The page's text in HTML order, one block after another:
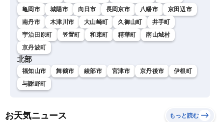
亀岡市
城陽市 向日市 長岡京市 八幡市
京田辺市
南丹市
木津川市 大山崎町 久御山町
井手町
宇治田原町
笠置町 和束町 精華町
南山城村
京丹波町
北部
福知山市 舞鶴市 綾部市 宮津市 京丹後市
伊根町
与謝野町
お天気ニュース もっと読む